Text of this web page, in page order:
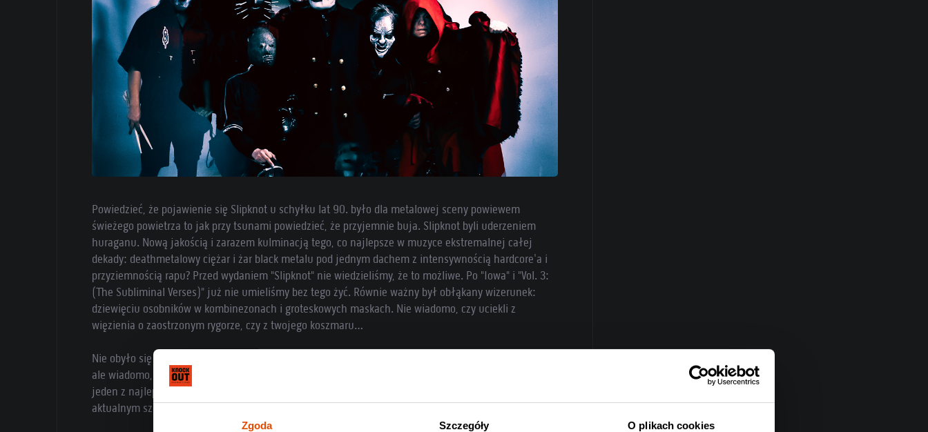
Zgoda Szczegóły O plikach cookies
Powiedzieć, że pojawienie się Slipknot u schyłku lat 90. było dla metalowej sceny powiewem
świeżego powietrza to jak przy tsunami powiedzieć, że przyjemnie buja. Slipknot byli uderzeniem
huraganu. Nową jakością i zarazem kulminacją tego, co najlepsze w muzyce ekstremalnej całej
dekady: deathmetalowy ciężar i żar black metalu pod jednym dachem z intensywnością hardcore'a i
przyziemnością rapu? Przed wydaniem "Slipknot" nie wiedzieliśmy, że to możliwe. Po "Iowa" i "Vol. 3:
(The Subliminal Verses)" już nie umieliśmy bez tego żyć. Równie ważny był obłąkany wizerunek:
dziewięciu osobników w kombinezonach i groteskowych maskach. Nie wiadomo, czy uciekli z
więzienia o zaostrzonym rygorze, czy z twojego koszmaru…
Nie obyło się bez problemów, zmian składu i kryzysu, który prawie zakończył działalność zespołu,
ale wiadomo, co nas nie zabija… Dlatego album "We Are Not Your Kind", wydany w ubiegłym roku, to
jeden z najlepszych materiałów bandy z Des Moines, a forma koncertowa zespołu lokuje ich na
aktualnym szczycie muzyki ekstremalnej.